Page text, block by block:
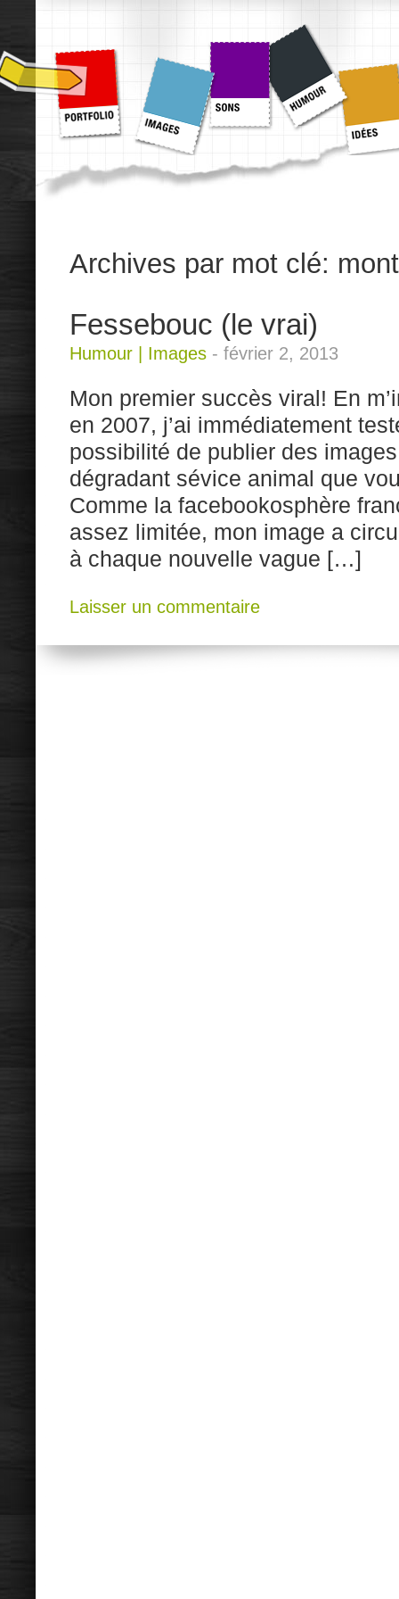
Archives par mot clé:
Fessebouc (le vrai)
Humour Images - février 2, 2013
Mon premier succès viral! En
en 2007, j’ai immédiatement
possibilité de publier des
dégradant sévice animal que
Comme la facebookosphère
assez limitée, mon image a
à chaque nouvelle vague […]
Laisser un commentaire